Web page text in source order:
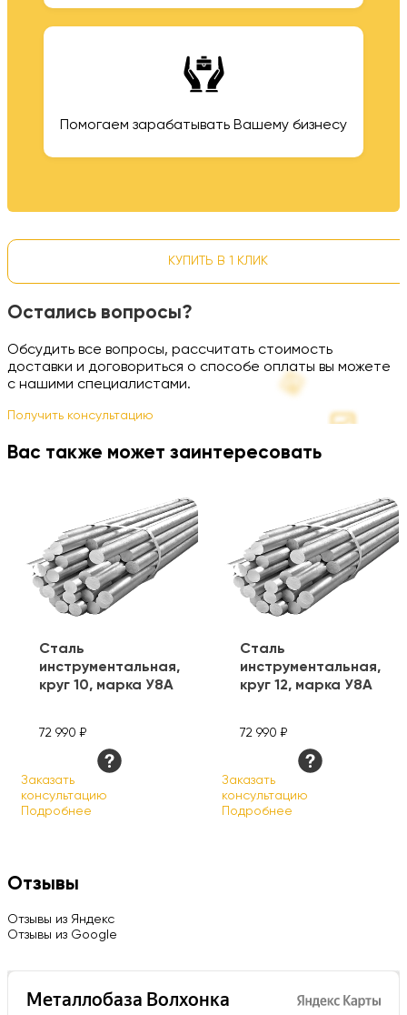
Помогаем зарабатывать Вашему бизнесу
КУПИТЬ В 1 КЛИК
Остались вопросы?
Обсудить все вопросы, рассчитать стоимость
доставки и договориться о способе оплаты вы можете
с нашими специалистами.
Получить консультацию
Вас также может заинтересовать
Сталь
инструментальная,
круг 10, марка У8А
72 990 ₽
Заказать
консультацию
Подробнее
Сталь
инструментальная,
круг 12, марка У8А
72 990 ₽
Заказать
консультацию
Подробнее
Отзывы
Отзывы из Яндекс
Отзывы из Google